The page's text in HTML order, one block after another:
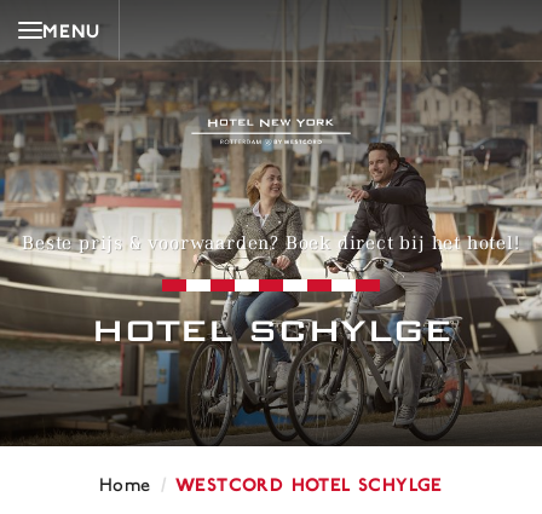
MENU
Beste prijs & voorwaarden? Boek direct bij het hotel!
HOTEL SCHYLGE
Home / WestCord Hotel Schylge